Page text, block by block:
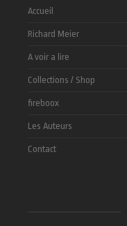
Accueil
Richard Meier
A voir a lire
Collections / Shop
fireboox
Les Auteurs
Contact